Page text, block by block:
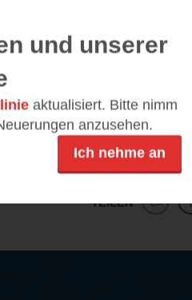
aussehen verliebt. Die
ich finde man kann es auch
TEILEN
und unserer
aktualisiert. Bitte nimm
anzusehen.
Ich nehme an